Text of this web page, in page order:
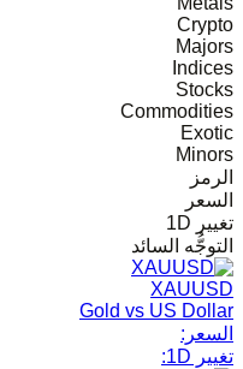
Crypto
Majors
Indices
Stocks
Commodities
Exotic
Minors
الرمز
السعر
تغيير 1D
التوجُّه السائد
XAUUSD
Gold vs US Dollar
السعر:
تغيير 1D: